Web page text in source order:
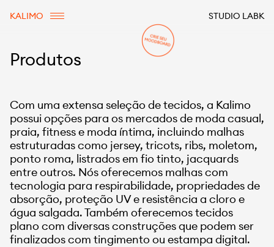
KALIMO STUDIO LABK
Produtos
Com uma extensa seleção de tecidos, a Kalimo
possui opções para os mercados de moda casual,
praia, fitness e moda íntima, incluindo malhas
estruturadas como jersey, tricots, ribs, moletom,
ponto roma, listrados em fio tinto, jacquards
entre outros. Nós oferecemos malhas com
tecnologia para respirabilidade, propriedades de
absorção, proteção UV e resistência a cloro e
água salgada. Também oferecemos tecidos
plano com diversas construções que podem ser
finalizados com tingimento ou estampa digital.